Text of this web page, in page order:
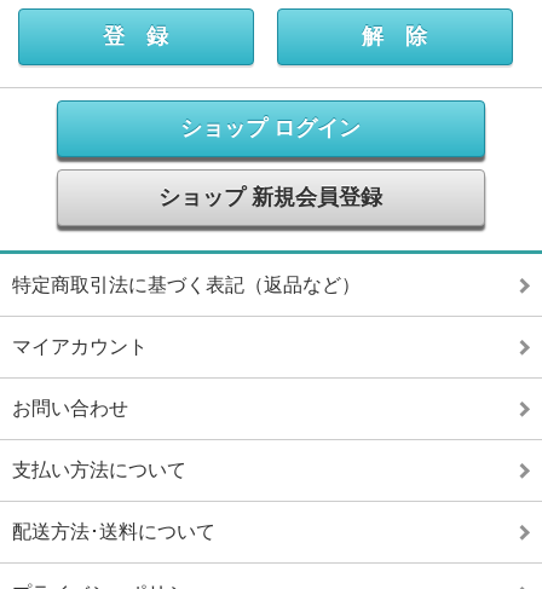
ショップ ログイン
ショップ 新規会員登録
特定商取引法に基づく表記（返品など）
マイアカウント
お問い合わせ
支払い方法について
配送方法･送料について